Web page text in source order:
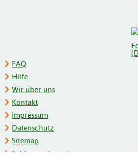
FAQ
Hilfe
Wir über uns
Kontakt
Impressum
Datenschutz
Sitemap
Schlagwortregister